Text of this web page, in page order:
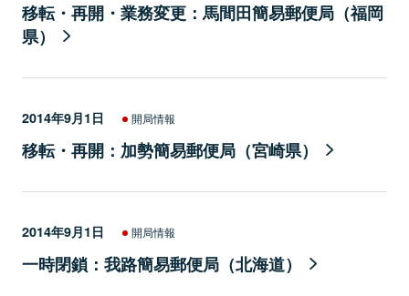
移転・再開・業務変更：馬間田簡易郵便局（福岡
県）
2014年9月1日 開局情報
移転・再開：加勢簡易郵便局（宮崎県）
2014年9月1日 開局情報
一時閉鎖：我路簡易郵便局（北海道）